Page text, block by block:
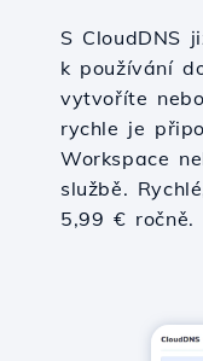
S CloudDNS
k používání
vytvoříte
rychle je
Workspace
službě.
5,99 € ročně.